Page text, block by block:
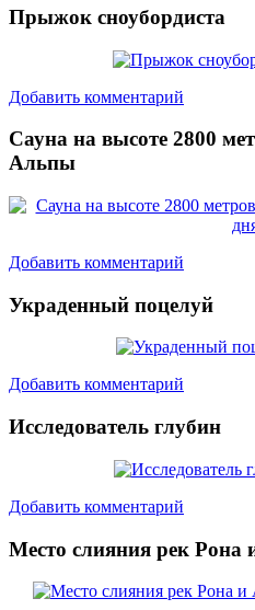
Прыжок сноубордиста
Добавить комментарий
Сауна на высоте 2800
Альпы
Добавить комментарий
Украденный поцелуй
Добавить комментарий
Исследователь глубин
Добавить комментарий
Место слияния рек